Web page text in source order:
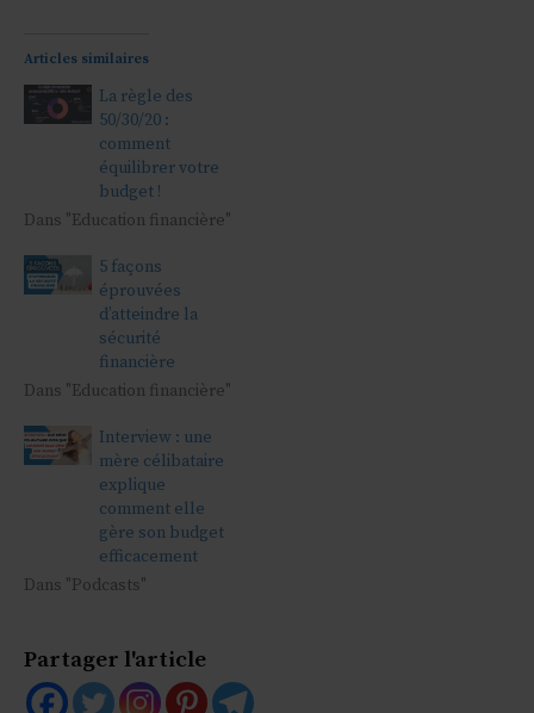
Articles similaires
La règle des
50/30/20 :
comment
équilibrer votre
budget !
Dans "Education financière"
5 façons
éprouvées
d’atteindre la
sécurité
financière
Dans "Education financière"
Interview : une
mère célibataire
explique
comment elle
gère son budget
efficacement
Dans "Podcasts"
Partager l'article